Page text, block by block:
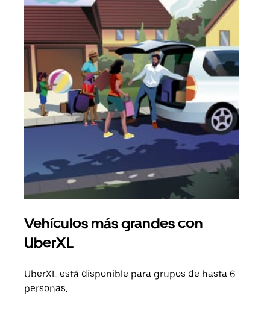
Vehículos más grandes con
UberXL
UberXL está disponible para grupos de hasta 6
personas.